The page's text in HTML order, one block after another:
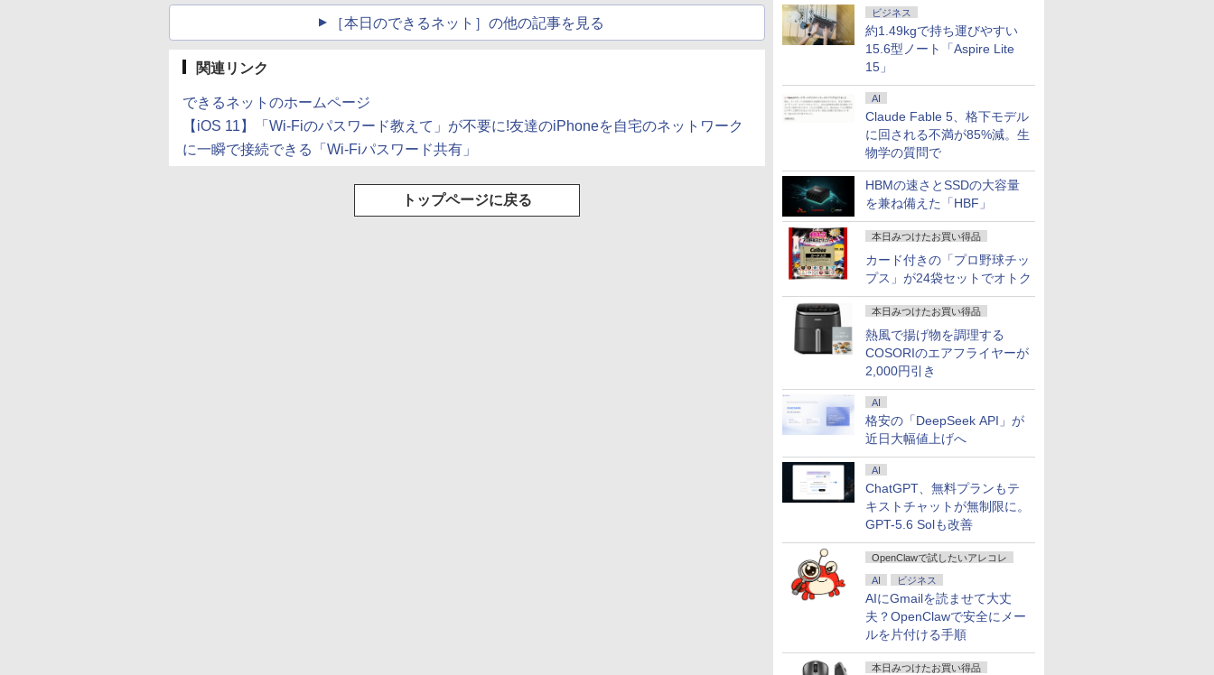
ビジネス
約1.49kgで持ち運びやすい
15.6型ノート「Aspire Lite
15」
AI
Claude Fable 5、格下モデル
に回される不満が85%減。生
物学の質問で
HBMの速さとSSDの大容量
を兼ね備えた「HBF」
本日みつけたお買い得品
カード付きの「プロ野球チッ
プス」が24袋セットでオトク
本日みつけたお買い得品
熱風で揚げ物を調理する
COSORIのエアフライヤーが
2,000円引き
AI
格安の「DeepSeek API」が
近日大幅値上げへ
AI
ChatGPT、無料プランもテ
キストチャットが無制限に。
GPT-5.6 Solも改善
OpenClawで試したいアレコレ
AI ビジネス
AIにGmailを読ませて大丈
夫？OpenClawで安全にメー
ルを片付ける手順
本日みつけたお買い得品
［本日のできるネット］の他の記事を見る
関連リンク
できるネットのホームページ
【iOS 11】「Wi-Fiのパスワード教えて」が不要に!友達のiPhoneを自宅のネットワーク
に一瞬で接続できる「Wi-Fiパスワード共有」
トップページに戻る